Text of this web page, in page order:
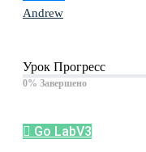
Andrew
Урок Прогресс
0% Завершено
Go LabV3